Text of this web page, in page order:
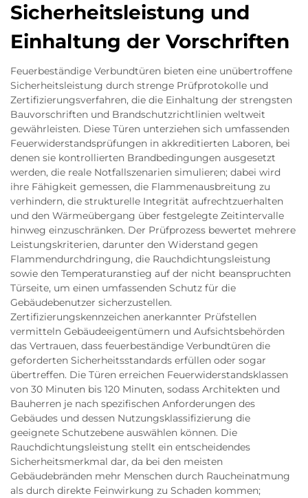
Sicherheitsleistung und
Einhaltung der Vorschriften
Feuerbeständige Verbundtüren bieten eine unübertroffene
Sicherheitsleistung durch strenge Prüfprotokolle und
Zertifizierungsverfahren, die die Einhaltung der strengsten
Bauvorschriften und Brandschutzrichtlinien weltweit
gewährleisten. Diese Türen unterziehen sich umfassenden
Feuerwiderstandsprüfungen in akkreditierten Laboren, bei
denen sie kontrollierten Brandbedingungen ausgesetzt
werden, die reale Notfallszenarien simulieren; dabei wird
ihre Fähigkeit gemessen, die Flammenausbreitung zu
verhindern, die strukturelle Integrität aufrechtzuerhalten
und den Wärmeübergang über festgelegte Zeitintervalle
hinweg einzuschränken. Der Prüfprozess bewertet mehrere
Leistungskriterien, darunter den Widerstand gegen
Flammendurchdringung, die Rauchdichtungsleistung
sowie den Temperaturanstieg auf der nicht beanspruchten
Türseite, um einen umfassenden Schutz für die
Gebäudebenutzer sicherzustellen.
Zertifizierungskennzeichen anerkannter Prüfstellen
vermitteln Gebäudeeigentümern und Aufsichtsbehörden
das Vertrauen, dass feuerbeständige Verbundtüren die
geforderten Sicherheitsstandards erfüllen oder sogar
übertreffen. Die Türen erreichen Feuerwiderstandsklassen
von 30 Minuten bis 120 Minuten, sodass Architekten und
Bauherren je nach spezifischen Anforderungen des
Gebäudes und dessen Nutzungsklassifizierung die
geeignete Schutzebene auswählen können. Die
Rauchdichtungsleistung stellt ein entscheidendes
Sicherheitsmerkmal dar, da bei den meisten
Gebäudebränden mehr Menschen durch Raucheinatmung
als durch direkte Feinwirkung zu Schaden kommen;